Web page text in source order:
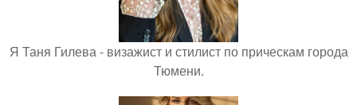
Я Таня Гилева - визажист и стилист по прическам города
Тюмени.